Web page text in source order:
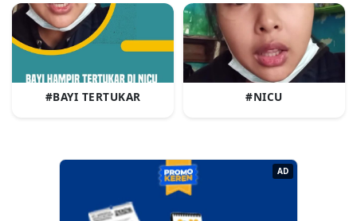
#BAYI TERTUKAR #NICU
AD